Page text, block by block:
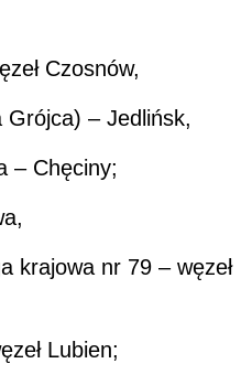
Czosnów,
– Jedlińsk,
– Chęciny;
krajowa nr 79 – węzeł
Lubien;